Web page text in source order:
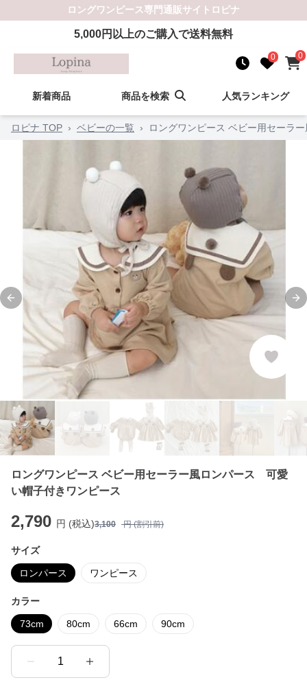
ロングワンピース専門通販サイト ロピナ
5,000円以上のご購入で送料無料
0 0
新着商品 商品を検索 人気ランキング
ロピナ TOP › ベビーの一覧 › ロングワンピース ベビー用セーラ
Previous slide
ロングワンピース ベビー用セーラー風ロンパース 可愛
い帽子付きワンピース
2,790 円 (税込)3,100 円 (割引前)
サイズ
ロンパース ワンピース
カラー
73cm 80cm 66cm 90cm
1